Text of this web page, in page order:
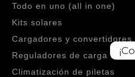
Todo en uno (all in one)
Kits solares
Cargadores y convertidores
Reguladores de carga solar
Climatización de piletas